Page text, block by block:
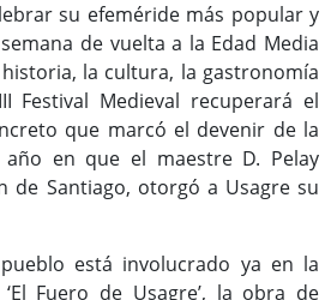
su efeméride más popular y
de vuelta a la Edad Media
la cultura, la gastronomía
Festival Medieval recuperará el
que marcó el devenir de la
año en que el maestre D. Pelay
de Santiago, otorgó a Usagre su
está involucrado ya en la
Fuero de Usagre’, la obra de